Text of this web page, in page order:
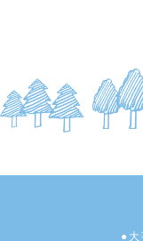
ー
シ
ョ